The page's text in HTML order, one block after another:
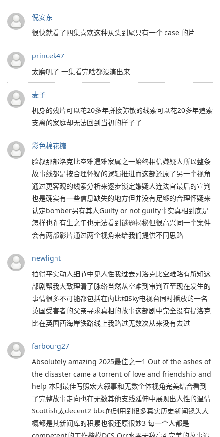
倪安东
很快就看了四集喜欢这种从头到尾只有一个 case 的片
princek47
太磨叽了 一集看完啥都没演出来
麦子
机身的残片可以花20多年拼接弥散的线索可以花20多年追索
支离的家庭却无法回到当初的样子了
彩色棉花糖
脸叔那部洛克比空难遇难家属之一始终相信嫌疑人所以整条
故事线都是按合理怀疑的逻辑推进而这部还原了另一个视角
通过更客观的线索分析来逐步锁定嫌疑人连法官最后的宣判
也是确实有一些信息缺失的地方但并没有足够的合理怀疑来
认定bomber另有其人Guilty or not guilty事实真相到底是
怎样也许有生之年也无法看到谜题揭秘但很高兴同一个案件
会有两部影片通过两个视角来给我们提供不同思路
newlight
拍得平实动人细节中见人性我过去对洛克比空难略有所知这
部剧帮我大致理清了脉络当然从空难到审判直至现在发生的
事情很多不可能都包括在内比如Sky电视台同时播放的一名
英国受害者的父亲寻求真相的故事这部剧中完全没有提洛克
比在英国西海岸铁路线上我路过无数次从来没有去过
farbourg27
Absolutely amazing 2025最佳之一1 Out of the ashes of
the disaster came a torrent of love and friendship and
help 本剧最佳写照宏大叙事和无数个体视角完美结合看到
了完整故事走向也在无数其他支线延伸中展现出人性的温情
Scottish太decent2 bbc的剧用到很多真实历史新闻镜头大
概都是其新闻库的积累也很还原很妙3 每一个人都是